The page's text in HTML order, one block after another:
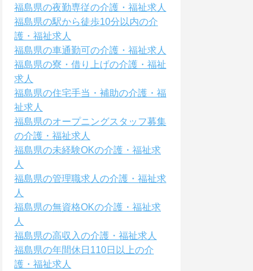
福島県の夜勤専従の介護・福祉求人
福島県の駅から徒歩10分以内の介
護・福祉求人
福島県の車通勤可の介護・福祉求人
福島県の寮・借り上げの介護・福祉
求人
福島県の住宅手当・補助の介護・福
祉求人
福島県のオープニングスタッフ募集
の介護・福祉求人
福島県の未経験OKの介護・福祉求
人
福島県の管理職求人の介護・福祉求
人
福島県の無資格OKの介護・福祉求
人
福島県の高収入の介護・福祉求人
福島県の年間休日110日以上の介
護・福祉求人